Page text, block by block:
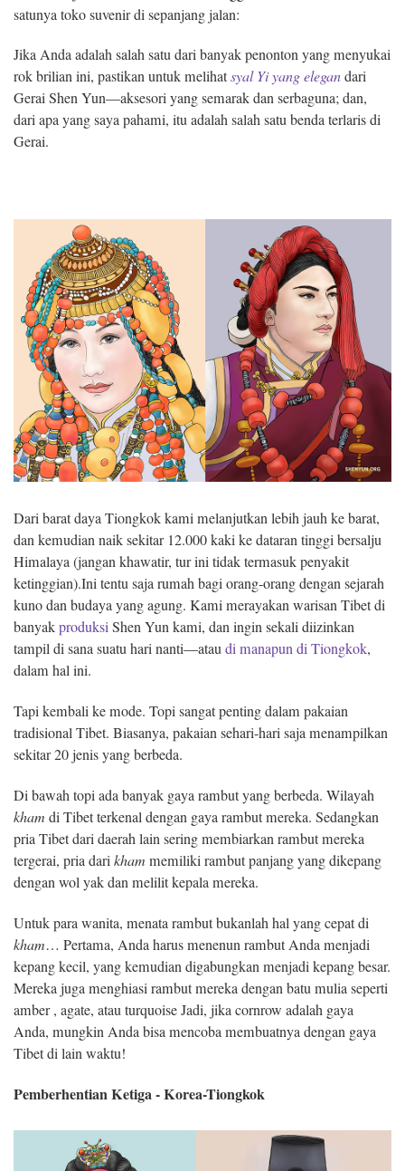
satunya toko suvenir di sepanjang jalan:
Jika Anda adalah salah satu dari banyak penonton yang menyukai
rok brilian ini, pastikan untuk melihatsyal Yi yang elegandari
Gerai Shen Yun—aksesori yang semarak dan serbaguna; dan,
dari apa yang saya pahami, itu adalah salah satu benda terlaris di
Gerai.
Dari barat daya Tiongkok kami melanjutkan lebih jauh ke barat,
dan kemudian naik sekitar 12.000 kaki ke dataran tinggi bersalju
Himalaya (jangan khawatir, tur ini tidak termasuk penyakit
ketinggian).Ini tentu saja rumah bagi orang-orang dengan sejarah
kuno dan budaya yang agung. Kami merayakan warisan Tibet di
banyakproduksiShen Yun kami, dan ingin sekali diizinkan
tampil di sana suatu hari nanti—ataudi manapun di Tiongkok,
dalam hal ini.
Tapi kembali ke mode. Topi sangat penting dalam pakaian
tradisional Tibet. Biasanya, pakaian sehari-hari saja menampilkan
sekitar 20 jenis yang berbeda.
Di bawah topi ada banyak gaya rambut yang berbeda. Wilayah
kham di Tibet terkenal dengan gaya rambut mereka. Sedangkan
pria Tibet dari daerah lain sering membiarkan rambut mereka
tergerai, pria darikham memiliki rambut panjang yang dikepang
dengan wol yak dan melilit kepala mereka.
Untuk para wanita, menata rambut bukanlah hal yang cepat di
kham… Pertama, Anda harus menenun rambut Anda menjadi
kepang kecil, yang kemudian digabungkan menjadi kepang besar.
Mereka juga menghiasi rambut mereka dengan batu mulia seperti
amber , agate, atau turquoise Jadi, jika cornrow adalah gaya
Anda, mungkin Anda bisa mencoba membuatnya dengan gaya
Tibet di lain waktu!
Pemberhentian Ketiga - Korea-Tiongkok